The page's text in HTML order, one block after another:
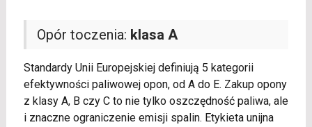
Opór toczenia: klasa A
Standardy Unii Europejskiej definiują 5 kategorii
efektywności paliwowej opon, od A do E. Zakup opony
z klasy A, B czy C to nie tylko oszczędność paliwa, ale
i znaczne ograniczenie emisji spalin. Etykieta unijna